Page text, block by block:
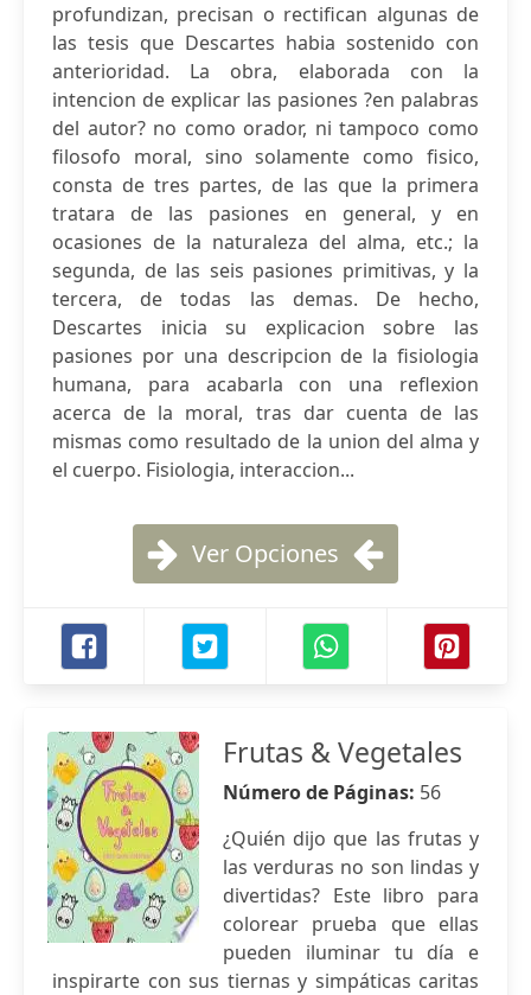
profundizan, precisan o rectifican algunas de
las tesis que Descartes habia sostenido con
anterioridad. La obra, elaborada con la
intencion de explicar las pasiones ?en palabras
del autor? no como orador, ni tampoco como
filosofo moral, sino solamente como fisico,
consta de tres partes, de las que la primera
tratara de las pasiones en general, y en
ocasiones de la naturaleza del alma, etc.; la
segunda, de las seis pasiones primitivas, y la
tercera, de todas las demas. De hecho,
Descartes inicia su explicacion sobre las
pasiones por una descripcion de la fisiologia
humana, para acabarla con una reflexion
acerca de la moral, tras dar cuenta de las
mismas como resultado de la union del alma y
el cuerpo. Fisiologia, interaccion...
Ver Opciones
Frutas & Vegetales
Número de Páginas: 56
¿Quién dijo que las frutas y
las verduras no son lindas y
divertidas? Este libro para
colorear prueba que ellas
pueden iluminar tu día e
inspirarte con sus tiernas y simpáticas caritas